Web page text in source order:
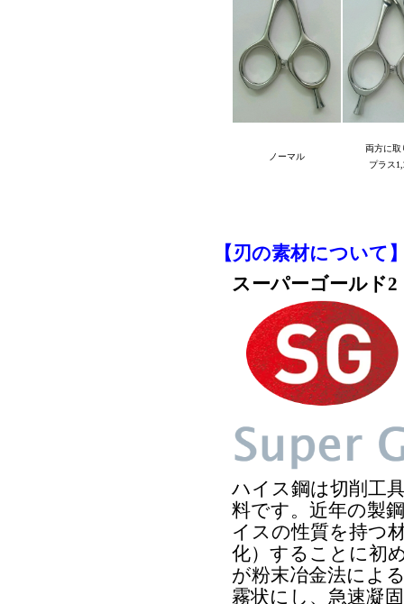
ノーマル
両方に取
プラス
【刃の素材について
スーパーゴールド2
ハイス鋼は切削工
料です。近年の製
イスの性質を持つ
化）することに初
が粉末冶金法によ
霧状にし、急速凝